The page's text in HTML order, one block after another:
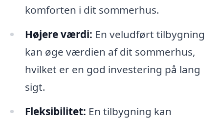
komforten i dit sommerhus.
Højere værdi: En veludført tilbygning
kan øge værdien af dit sommerhus,
hvilket er en god investering på lang
sigt.
Fleksibilitet: En tilbygning kan